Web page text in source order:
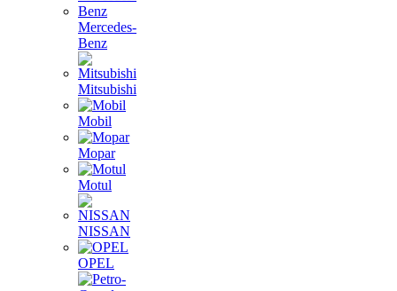
Mercedes-
Benz
Mitsubishi
Mobil
Mopar
Motul
NISSAN
OPEL